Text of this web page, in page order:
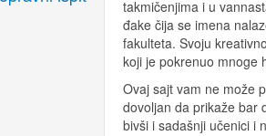
takmičenjima i u
đake čija se imena
fakulteta. Svoju
koji je pokrenuo mnoge
Ovaj sajt vam ne može
dovoljan da prikaže bar
bivši i sadašnji učenici i